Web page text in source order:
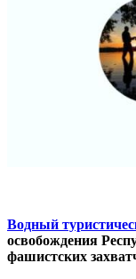
Водный
освобождения
фашистских